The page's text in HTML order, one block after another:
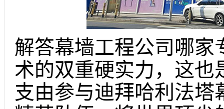
解答幕墙工程公司哪家
术的双重硬实力，这也
支由参与迪拜哈利法